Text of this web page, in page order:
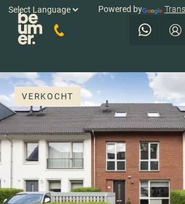
Powered by
VERKOCHT